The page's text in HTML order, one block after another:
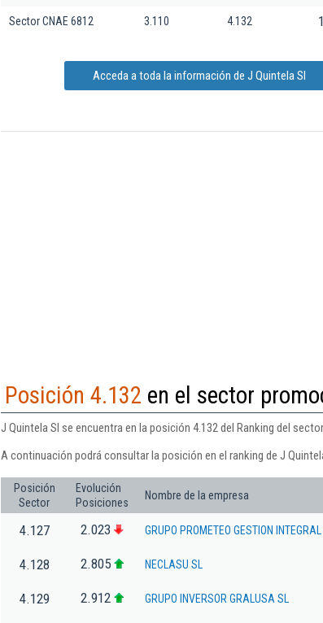
Sector CNAE 6812 3.110 4.132
Acceda a toda la información de J Quintela Sl
Posición 4.132 en el sector
J Quintela Sl se encuentra en la posición 4.132 del Ranking del
A continuación podrá consultar la posición en el ranking de J
Posición
Sector
Evolución
Posiciones
Nombre de la empresa
4.127 2.023 GRUPO PROMETEO GESTION INTEGRAL
4.128 2.805 NECLASU SL
4.129 2.912 GRUPO INVERSOR GRALUSA SL